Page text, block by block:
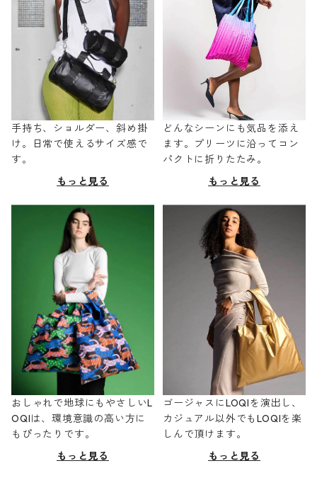
手持ち、ショルダー、斜め掛
け。日常で使えるサイズ感で
す。
もっと見る
どんなシーンにも気品を添え
ます。プリーツに沿ってコン
パクトに折りたたみ。
もっと見る
おしゃれで地球にもやさしいL
OQIは、環境意識の高い方に
もぴったりです。
もっと見る
ゴージャスにLOQIを演出し、
カジュアル以外でもLOQIを楽
しんで頂けます。
もっと見る